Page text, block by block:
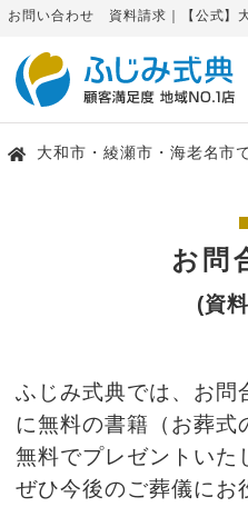
お問い合わせ 資料請求｜【公式】
大和市・綾瀬市・海老名市
お問
(資
ふじみ式典では、お問
に無料の書籍（お葬式
無料でプレゼントいた
ぜひ今後のご葬儀にお